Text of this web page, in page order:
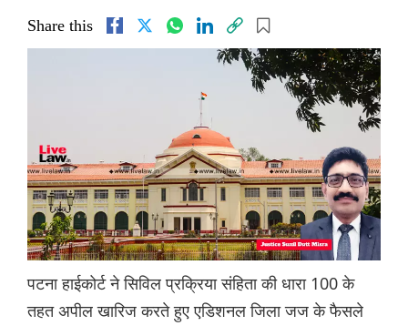
Share this
पटना हाईकोर्ट ने सिविल प्रक्रिया संहिता की धारा 100 के
तहत अपील खारिज करते हुए एडिशनल जिला जज के फैसले